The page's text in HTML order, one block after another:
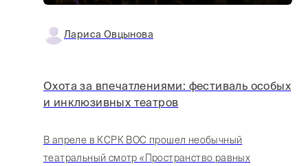
Лариса Овцынова
Охота за впечатлениями: фестиваль особых
и инклюзивных театров
В апреле в КСРК ВОС прошел необычный
театральный смотр «Пространство равных